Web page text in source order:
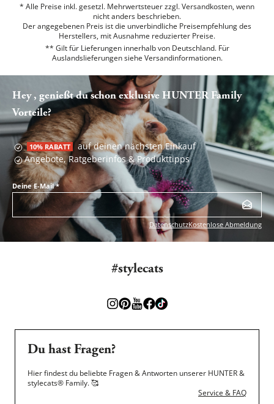
* Alle Preise inkl. gesetzl. Mehrwertsteuer zzgl. Versandkosten, wenn
nicht anders beschrieben.
Der angegebenen Preis ist die unverbindliche Preisempfehlung des
Herstellers, mit Ausnahme reduzierter Preise.
** Gilt für Lieferungen innerhalb von Deutschland. Für
Auslandslieferungen siehe Versandinformationen.
Hey , genießt du schon exklusive HUNTER Family
Vorteile?
10% RABATT auf deinen nächsten Einkauf
Angebote, Ratgeberinfos & Produkttipps
Deine E-Mail*
DatenschutzKostenlose Abmeldung
#stylecats
Du hast Fragen?
Hier findest du beliebte Fragen & Antworten unserer HUNTER &
stylecats® Family.🥰
Service & FAQ